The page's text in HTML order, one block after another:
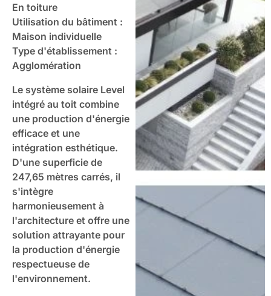
En toiture
Utilisation du bâtiment :
Maison individuelle
Type d'établissement :
Agglomération
Le système solaire Level
intégré au toit combine
une production d'énergie
efficace et une
intégration esthétique.
D'une superficie de
247,65 mètres carrés, il
s'intègre
harmonieusement à
l'architecture et offre une
solution attrayante pour
la production d'énergie
respectueuse de
l'environnement.